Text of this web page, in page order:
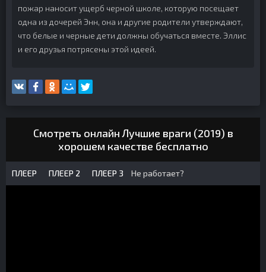
пожар наносит ущерб черной школе, которую посещает
одна из дочерей Энн, она и другие родители утверждают,
что белые и черные дети должны обучаться вместе. Эллис
и его друзья потрясены этой идеей.
Смотреть онлайн Лучшие враги (2019) в
хорошем качестве бесплатно
ПЛЕЕР ПЛЕЕР 2 ПЛЕЕР 3 Не работает?